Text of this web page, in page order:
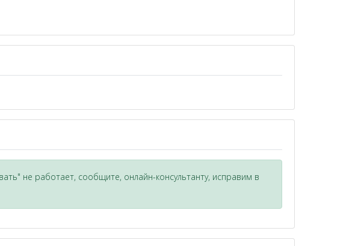
не работает, сообщите, онлайн-консультанту, исправим в